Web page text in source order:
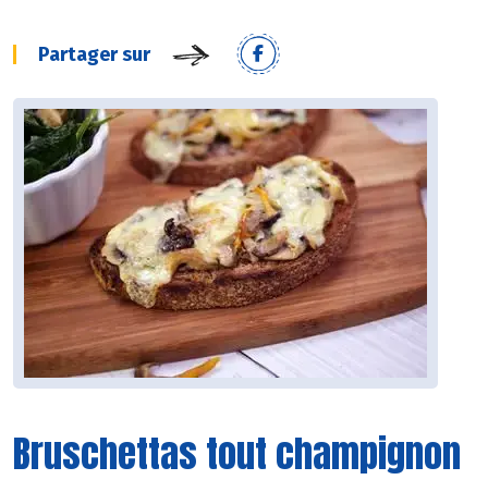
Partager sur
Bruschettas tout champignon